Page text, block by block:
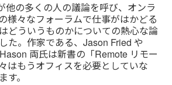
他の多くの人の議論を呼び、オンラ
様々なフォーラムで仕事がはかどる
どういうものかについての熱心な論
た。作家である、Jason Fried や
両氏は新書の「Remote リモー
はもうオフィスを必要としていな
す。